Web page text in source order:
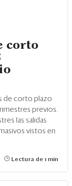
corto
de corto plazo
previos.
las salidas
vistos en
Lectura de 1 min